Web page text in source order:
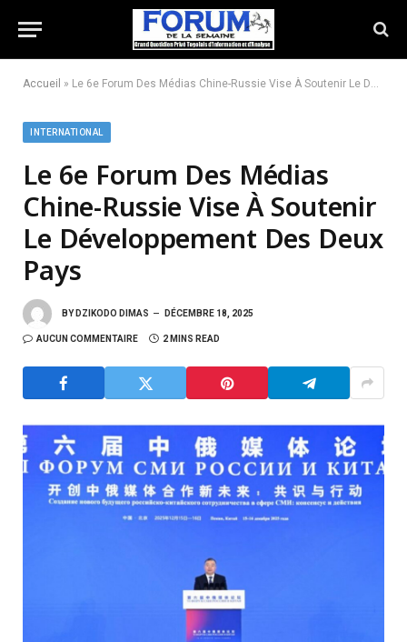
Accueil » Le 6e Forum Des Médias Chine-Russie Vise À Soutenir Le Développement Des Deux Pays
INTERNATIONAL
Le 6e Forum Des Médias
Chine-Russie Vise À Soutenir
Le Développement Des Deux
Pays
BY DZIKODO DIMAS DÉCEMBRE 18, 2025
AUCUN COMMENTAIRE 2 MINS READ